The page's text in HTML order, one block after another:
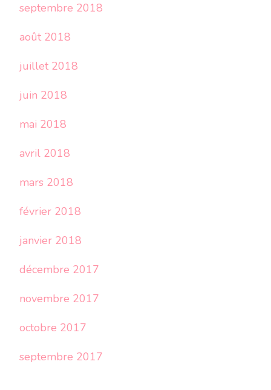
septembre 2018
août 2018
juillet 2018
juin 2018
mai 2018
avril 2018
mars 2018
février 2018
janvier 2018
décembre 2017
novembre 2017
octobre 2017
septembre 2017